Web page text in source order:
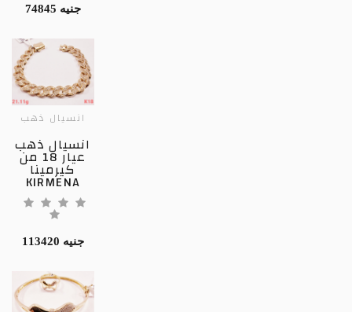
74845 جنيه
انسيال ذهب
انسيال ذهب
عيار 18 من
كيرمينا
KIRMENA
113420 جنيه